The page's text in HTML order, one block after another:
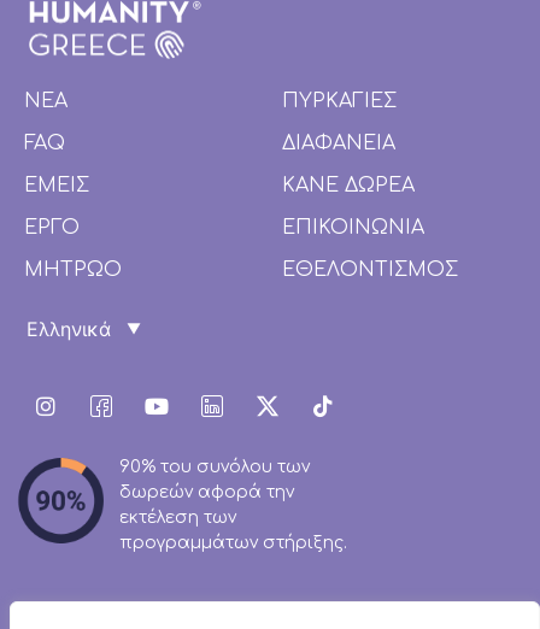
ΝΕΑ
FAQ
ΕΜΕΙΣ
ΕΡΓΟ
ΜΗΤΡΩΟ
ΠΥΡΚΑΓΙΕΣ
ΔΙΑΦΑΝΕΙΑ
ΚΑΝΕ ΔΩΡΕΑ
ΕΠΙΚΟΙΝΩΝΙΑ
ΕΘΕΛΟΝΤΙΣΜΟΣ
90% του συνόλου των
δωρεών αφορά την
εκτέλεση των
προγραμμάτων στήριξης.